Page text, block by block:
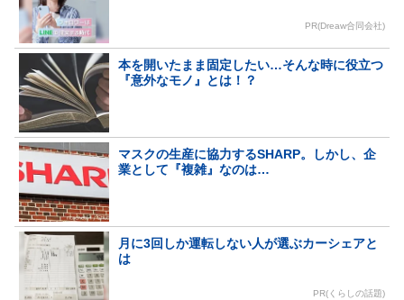
PR(Dreaw合同会社)
本を開いたまま固定したい…そんな時に役立つ
『意外なモノ』とは！？
マスクの生産に協力するSHARP。しかし、企
業として『複雑』なのは…
月に3回しか運転しない人が選ぶカーシェアと
は
PR(くらしの話題)